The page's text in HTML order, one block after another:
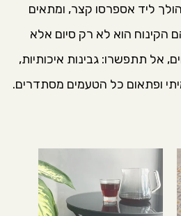
הולך ליד אספרסו קצר, ומתאים
הקינוח הוא לא רק סיום אלא
אל תתפשרו: גבינות איכותיות,
ופתאום כל הטעמים מסתדרים.